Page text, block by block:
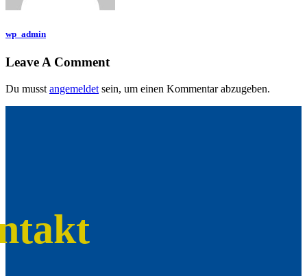
wp_admin
Leave A Comment
Du musst angemeldet sein, um einen Kommentar abzugeben.